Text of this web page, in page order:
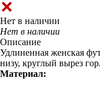
Нет в наличии
Нет в наличии
Описание
Удлиненная женская
низу, круглый вырез
Материал: